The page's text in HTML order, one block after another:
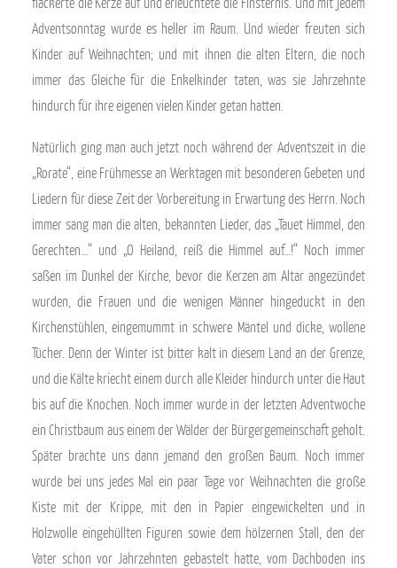
Adventsonntag wurde es heller im Raum. Und wieder freuten sich
Kinder auf Weihnachten; und mit ihnen die alten Eltern, die noch
immer das Gleiche für die Enkelkinder taten, was sie Jahrzehnte
hindurch für ihre eigenen vielen Kinder getan hatten.
Natürlich ging man auch jetzt noch während der Adventszeit in die
„Rorate“, eine Frühmesse an Werktagen mit besonderen Gebeten und
Liedern für diese Zeit der Vorbereitung in Erwartung des Herrn. Noch
immer sang man die alten, bekannten Lieder, das „Tauet Himmel, den
Gerechten…“ und „O Heiland, reiß die Himmel auf…!“ Noch immer
saßen im Dunkel der Kirche, bevor die Kerzen am Altar angezündet
wurden, die Frauen und die wenigen Männer hingeduckt in den
Kirchenstühlen, eingemummt in schwere Mäntel und dicke, wollene
Tücher. Denn der Winter ist bitter kalt in diesem Land an der Grenze,
und die Kälte kriecht einem durch alle Kleider hindurch unter die Haut
bis auf die Knochen. Noch immer wurde in der letzten Adventwoche
ein Christbaum aus einem der Wälder der Bürgergemeinschaft geholt.
Später brachte uns dann jemand den großen Baum. Noch immer
wurde bei uns jedes Mal ein paar Tage vor Weihnachten die große
Kiste mit der Krippe, mit den in Papier eingewickelten und in
Holzwolle eingehüllten Figuren sowie dem hölzernen Stall, den der
Vater schon vor Jahrzehnten gebastelt hatte, vom Dachboden ins